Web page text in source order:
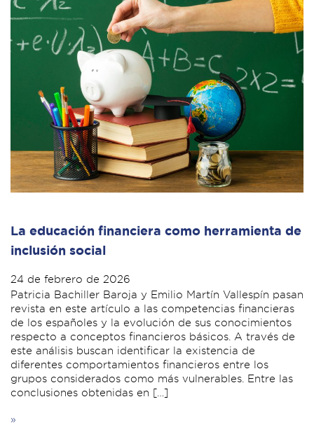
La educación financiera como herramienta de
inclusión social
24 de febrero de 2026
Patricia Bachiller Baroja y Emilio Martín Vallespín pasan
revista en este artículo a las competencias financieras
de los españoles y la evolución de sus conocimientos
respecto a conceptos financieros básicos. A través de
este análisis buscan identificar la existencia de
diferentes comportamientos financieros entre los
grupos considerados como más vulnerables. Entre las
conclusiones obtenidas en […]
»